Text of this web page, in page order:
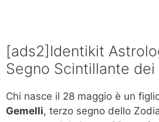
[ads2]Identikit
Segno Scintillante dei
Chi nasce il 28 maggio è un
Gemelli, terzo segno dello